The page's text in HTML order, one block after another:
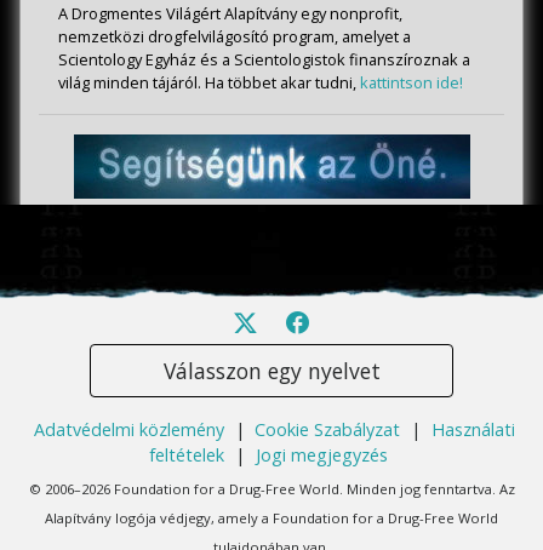
A Drogmentes Világért Alapítvány egy nonprofit,
nemzetközi drogfelvilágosító program, amelyet a
Scientology Egyház és a Scientologistok finanszíroznak a
világ minden tájáról. Ha többet akar tudni,kattintson ide!
Válasszon egy nyelvet
Adatvédelmi közlemény | Cookie Szabályzat |
Használati
feltételek
| Jogi megjegyzés
© 2006–2026 Foundation for a Drug-Free World. Minden jog fenntartva. Az
Alapítvány logója védjegy, amely a Foundation for a Drug-Free World